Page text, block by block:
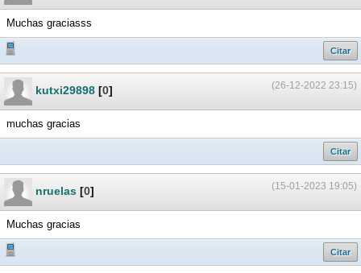
Muchas graciasss
Citar
(26-12-2022 23:15)
kutxi29898 [0]
muchas gracias
Citar
(15-01-2023 19:05)
nruelas [0]
Muchas gracias
Citar